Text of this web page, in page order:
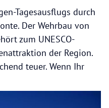
Tagesausflugs durch
Der Wehrbau von
zum UNESCO-
der Region.
teuer. Wenn Ihr